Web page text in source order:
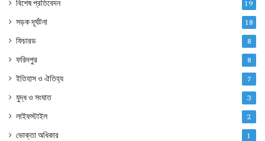
বিশেষ প্রতিবেদন 19
সড়ক দূর্ঘটনা 18
ফিচারড 8
ফরিদপুর 8
ইতিহাস ও ঐতিহ্য 7
যুদ্ধ ও সংঘাত 3
লাইফস্টাইল 2
ভোক্তা অধিকার 1